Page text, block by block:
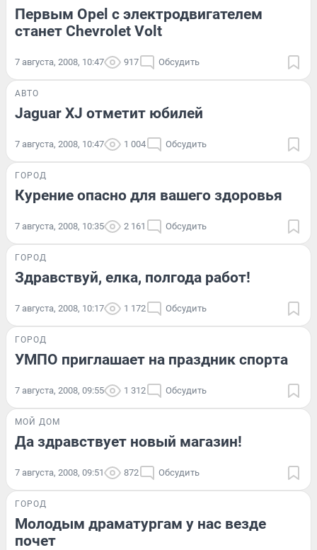
Первым Opel с электродвигателем
станет Chevrolet Volt
7 августа, 2008, 10:47 917 Обсудить
АВТО
Jaguar ХJ отметит юбилей
7 августа, 2008, 10:47 1 004 Обсудить
ГОРОД
Курение опасно для вашего здоровья
7 августа, 2008, 10:35 2 161 Обсудить
ГОРОД
Здравствуй, елка, полгода работ!
7 августа, 2008, 10:17 1 172 Обсудить
ГОРОД
УМПО приглашает на праздник спорта
7 августа, 2008, 09:55 1 312 Обсудить
МОЙ ДОМ
Да здравствует новый магазин!
7 августа, 2008, 09:51 872 Обсудить
ГОРОД
Молодым драматургам у нас везде
почет